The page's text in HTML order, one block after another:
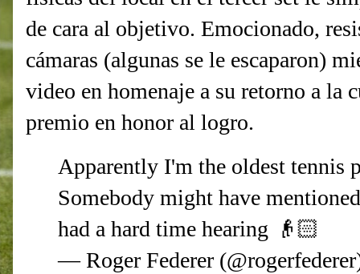
de cara al objetivo. Emocionado,
cámaras (algunas se le escaparon)
video en homenaje a su retorno a la
premio en honor al logro.
Apparently I'm the oldest tennis
Somebody might have
had a hard time hearing 👴🏻
— Roger Federer